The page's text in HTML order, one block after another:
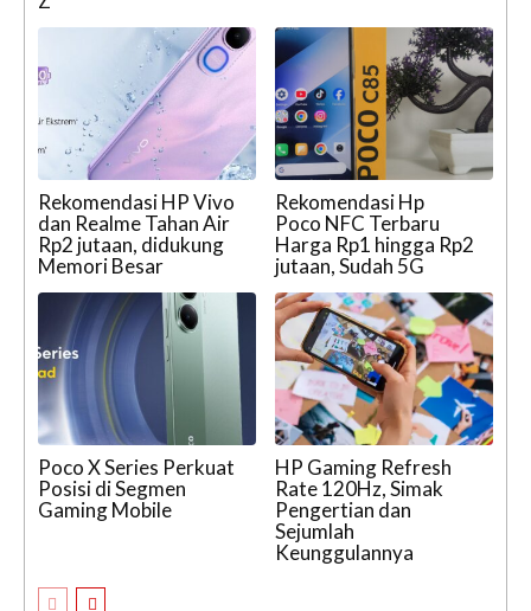
Rekomendasi HP Vivo
dan Realme Tahan Air
Rp2 jutaan, didukung
Memori Besar
Rekomendasi Hp
Poco NFC Terbaru
Harga Rp1 hingga Rp2
jutaan, Sudah 5G
Poco X Series Perkuat
Posisi di Segmen
Gaming Mobile
HP Gaming Refresh
Rate 120Hz, Simak
Pengertian dan
Sejumlah
Keunggulannya